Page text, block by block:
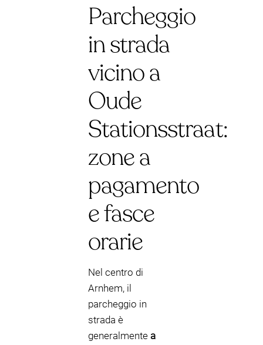
Parcheggio
in strada
vicino a
Oude
Stationsstraat:
zone a
pagamento
e fasce
orarie
Nel centro di
Arnhem, il
parcheggio in
strada è
generalmente a